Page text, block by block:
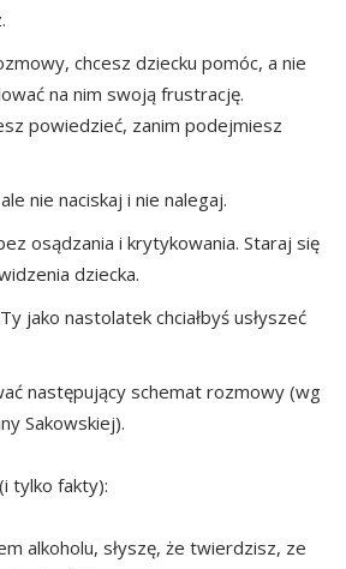
chcesz dziecku pomóc, a nie
na nim swoją frustrację.
powiedzieć, zanim podejmiesz
nie naciskaj i nie nalegaj.
osądzania i krytykowania. Staraj się
dziecka.
jako nastolatek chciałbyś usłyszeć
następujący schemat rozmowy (wg
Sakowskiej).
tylko fakty):
alkoholu, słyszę, że twierdzisz, ze